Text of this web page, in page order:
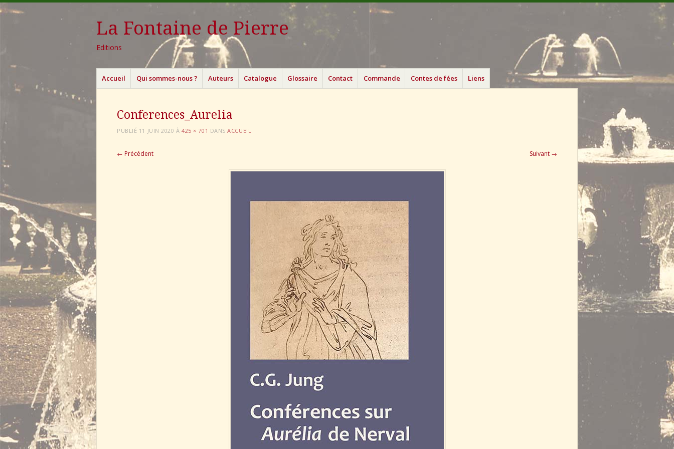
La Fontaine de Pierre
Editions
Menu
Aller
au
Accueil Qui sommes-nous ? Auteurs Catalogue Glossaire Contact Commande Contes de fées Liens
Conferences_Aurelia
PUBLIÉ 11 JUIN 2020 À425 × 701 DANSACCUEIL
← Précédent Suivant →